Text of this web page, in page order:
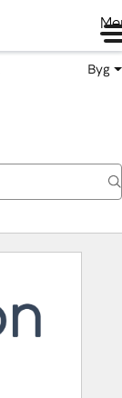
Byg